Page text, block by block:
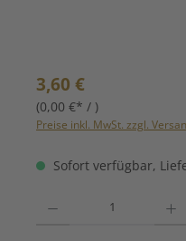
Regulärer Preis:
3,60 €
(0,00 €* / )
Preise inkl. MwSt. zzgl.
Sofort verfügbar,